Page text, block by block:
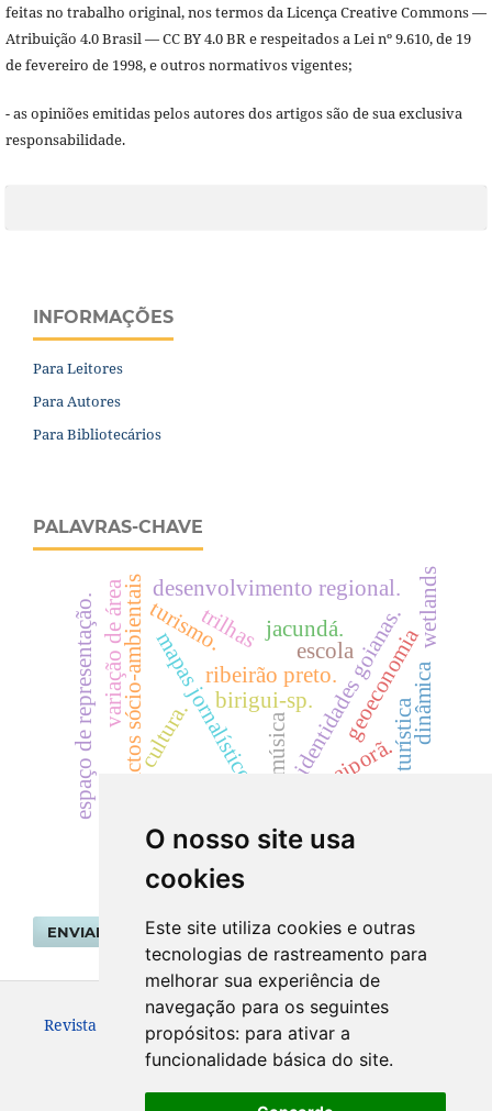
O nosso site usa
cookies
Este site utiliza cookies e outras
tecnologias de rastreamento para
melhorar sua experiência de
navegação para os seguintes
propósitos: para ativar a
funcionalidade básica do site.
feitas no trabalho original, nos termos da Licença Creative Commons —
Atribuição 4.0 Brasil — CC BY 4.0 BR e respeitados a Lei nº 9.610, de 19
de fevereiro de 1998, e outros normativos vigentes;
- as opiniões emitidas pelos autores dos artigos são de sua exclusiva
responsabilidade.
INFORMAÇÕES
Para Leitores
Para Autores
Para Bibliotecários
PALAVRAS-CHAVE
mapas jornalísticosbirigui-sp.
impactos sócio-ambientais
jacundá.
ribeirão preto.
cultura.
variação de área identidades goianas.
desenvolvimento regional.
geoeconomia
turismo.trilhas
oferta turística
espaço de representação. escola
ivaiporã.
música dinâmica
wetlands
ENVIAR SUBMISSÃO
Revista Geografar ISSN: 1981-089X